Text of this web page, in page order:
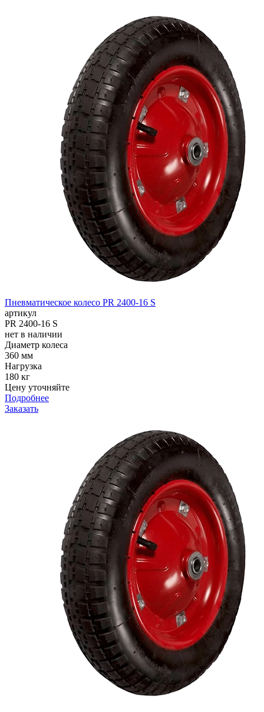
Пневматическое колесо PR 2400-16 S
артикул
PR 2400-16 S
нет в наличии
Диаметр колеса
360 мм
Нагрузка
180 кг
Цену уточняйте
Подробнее
Заказать